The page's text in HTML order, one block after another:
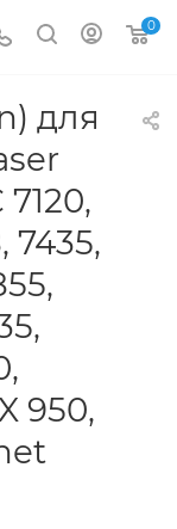
0
для
7435,
950,